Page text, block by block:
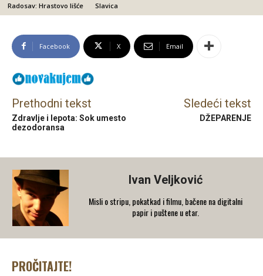
Radosav: Hrastovo lišće
Slavica
Facebook X Email
Prethodni tekst
Zdravlje i lepota: Sok umesto
dezodoransa
Sledeći tekst
DŽEPARENJE
Ivan Veljković
Misli o stripu, pokatkad i filmu, bačene na digitalni
papir i puštene u etar.
PROČITAJTE!